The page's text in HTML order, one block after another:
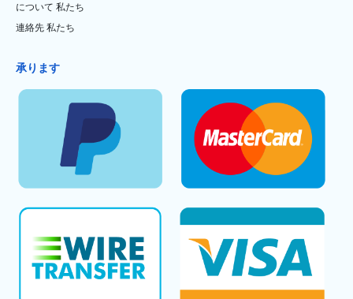
について 私たち
連絡先 私たち
承ります